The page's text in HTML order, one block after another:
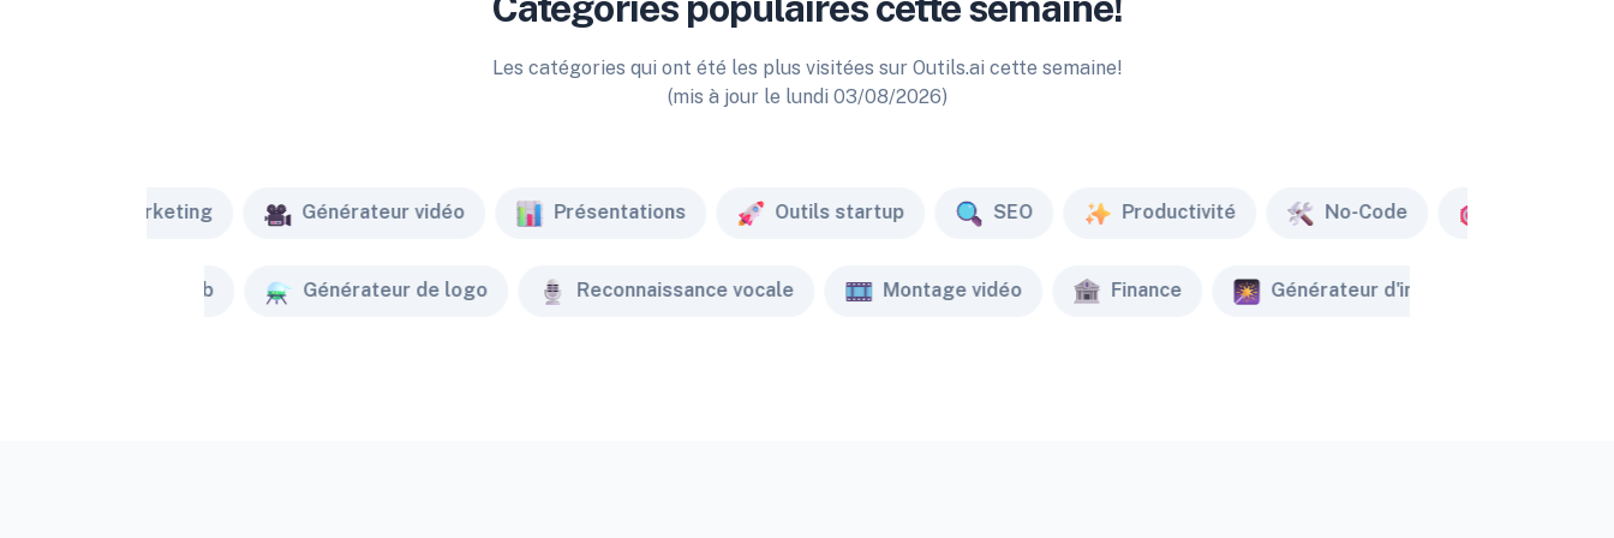
Les catégories qui ont été les plus visitées sur Outils.ai cette semaine!
(mis à jour le lundi 03/08/2026)
Marketing Générateur vidéo Présentations Outils startup SEO Productivité No-Code
Créateur de site web Générateur de logo Reconnaissance vocale Montage vidéo Finance Générateur d'image